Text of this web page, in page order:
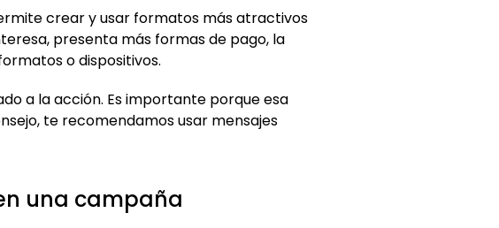
crear y usar formatos más atractivos
presenta más formas de pago, la
o dispositivos.
a la acción. Es importante porque esa
te recomendamos usar mensajes
una campaña